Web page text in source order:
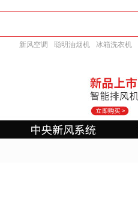
新风空调 聪明油烟机 冰箱洗衣机